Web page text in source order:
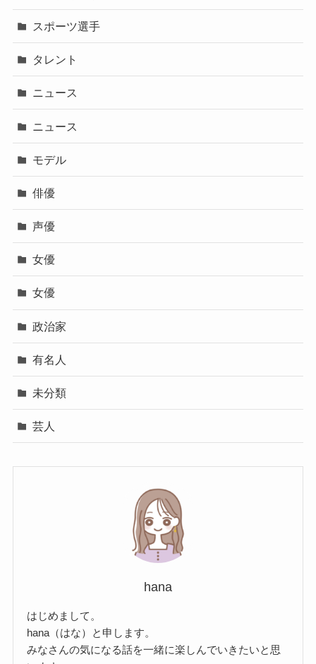
スポーツ選手
タレント
ニュース
ニュース
モデル
俳優
声優
女優
女優
政治家
有名人
未分類
芸人
hana
はじめまして。
hana（はな）と申します。
みなさんの気になる話を一緒に楽しんでいきたいと思